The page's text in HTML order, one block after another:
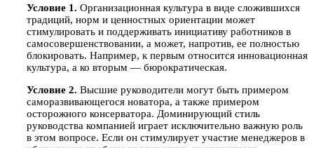
Условие 1. Организационная культура в виде сложившихся
традиций, норм и ценностных ориентации может
стимулировать и поддерживать инициативу работников в
самосовершенствовании, а может, напротив, ее полностью
блокировать. Например, к первым относится инновационная
культура, а ко вторым — бюрократическая.
Условие 2. Высшие руководители могут быть примером
саморазвивающегося новатора, а также примером
осторожного консерватора. Доминирующий стиль
руководства компанией играет исключительно важную роль
в этом вопросе. Если он стимулирует участие менеджеров в